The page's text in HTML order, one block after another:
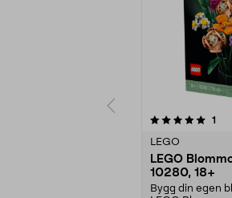
1
LEGO
LEGO
10280, 18+
Bygg din egen
0.0